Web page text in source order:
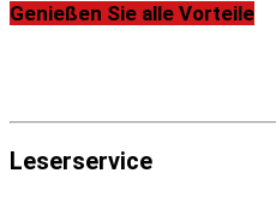
Genießen Sie alle Vorteile
Leserservice